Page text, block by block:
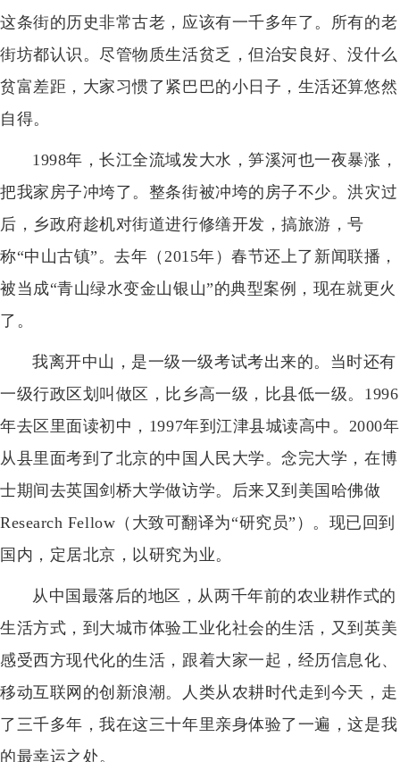
这条街的历史非常古老，应该有一千多年了。所有的老
街坊都认识。尽管物质生活贫乏，但治安良好、没什么
贫富差距，大家习惯了紧巴巴的小日子，生活还算悠然
自得。
1998年，长江全流域发大水，笋溪河也一夜暴涨，
把我家房子冲垮了。整条街被冲垮的房子不少。洪灾过
后，乡政府趁机对街道进行修缮开发，搞旅游，号
称“中山古镇”。去年（2015年）春节还上了新闻联播，
被当成“青山绿水变金山银山”的典型案例，现在就更火
了。
我离开中山，是一级一级考试考出来的。当时还有
一级行政区划叫做区，比乡高一级，比县低一级。1996
年去区里面读初中，1997年到江津县城读高中。2000年
从县里面考到了北京的中国人民大学。念完大学，在博
士期间去英国剑桥大学做访学。后来又到美国哈佛做
Research Fellow（大致可翻译为“研究员”）。现已回到
国内，定居北京，以研究为业。
从中国最落后的地区，从两千年前的农业耕作式的
生活方式，到大城市体验工业化社会的生活，又到英美
感受西方现代化的生活，跟着大家一起，经历信息化、
移动互联网的创新浪潮。人类从农耕时代走到今天，走
了三千多年，我在这三十年里亲身体验了一遍，这是我
的最幸运之处。